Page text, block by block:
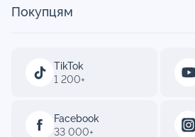
TikTok
1 200+
Facebook
33 000+
Покупцям